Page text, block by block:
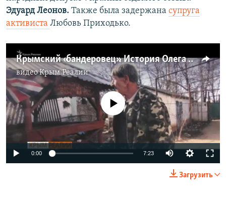
Эдуард Леонов. Также была задержана супруга
активиста Любовь Приходько.
Крымский «бандеровец». История Олега Приходько (видео)
видеоКрым.Реалии
No media source currently available
0:00 7:23
Загрузить